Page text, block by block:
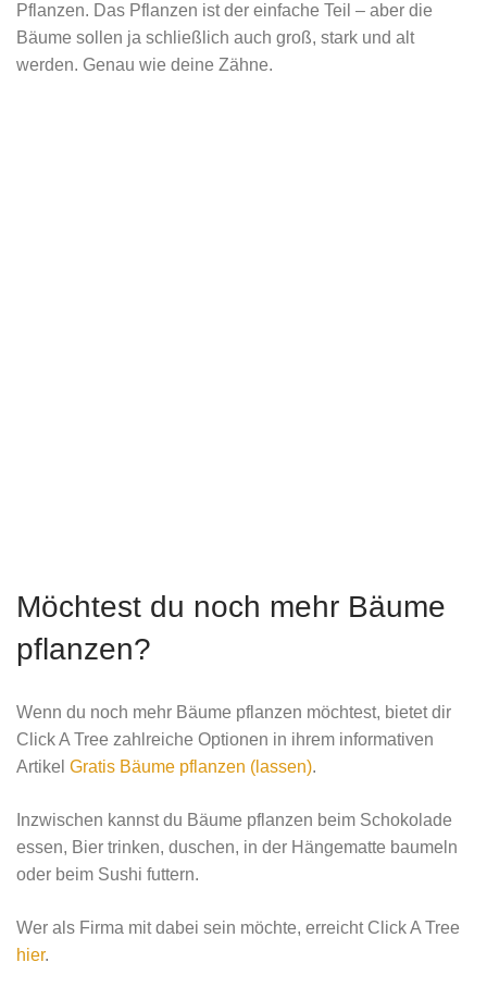
Pflanzen. Das Pflanzen ist der einfache Teil – aber die
Bäume sollen ja schließlich auch groß, stark und alt
werden. Genau wie deine Zähne.
Möchtest du noch mehr Bäume
pflanzen?
Wenn du noch mehr Bäume pflanzen möchtest, bietet dir
Click A Tree zahlreiche Optionen in ihrem informativen
Artikel Gratis Bäume pflanzen (lassen).
Inzwischen kannst du Bäume pflanzen beim Schokolade
essen, Bier trinken, duschen, in der Hängematte baumeln
oder beim Sushi futtern.
Wer als Firma mit dabei sein möchte, erreicht Click A Tree
hier.